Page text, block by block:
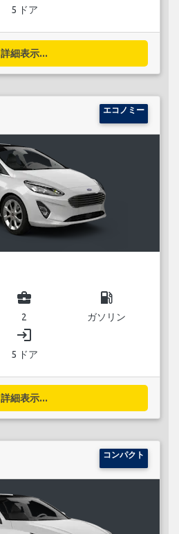
5 ドア
詳細表示...
エコノミー
business_center
2
local_gas_station
ガソリン
login
5 ドア
詳細表示...
コンパクト